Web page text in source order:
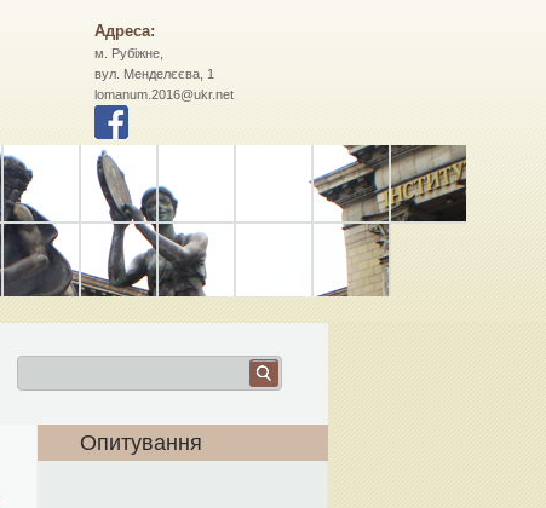
Адреса:
м. Рубіжне,
вул. Менделєєва, 1
lomanum.2016@ukr.net
Опитування